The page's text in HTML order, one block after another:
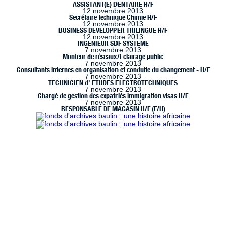
ASSISTANT(E) DENTAIRE H/F
12 novembre 2013
Secrétaire technique Chimie H/F
12 novembre 2013
BUSINESS DEVELOPPER TRILINGUE H/F
12 novembre 2013
INGENIEUR SDF SYSTEME
7 novembre 2013
Monteur de réseaux/Eclairage public
7 novembre 2013
Consultants internes en organisation et conduite du changement - H/F
7 novembre 2013
TECHNICIEN d’ ETUDES ELECTROTECHNIQUES
7 novembre 2013
Chargé de gestion des expatriés immigration visas H/F
7 novembre 2013
RESPONSABLE DE MAGASIN H/F (F/H)